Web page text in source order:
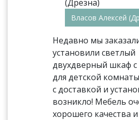
Власов Алексей
Недавно мы
установили светлый
двухдверный шкаф
для детской
с доставкой и
возникло! Мебель
хорошего качества и